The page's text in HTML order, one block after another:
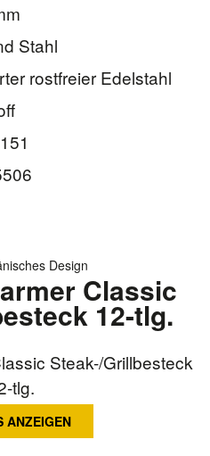
Stahl
rostfreier Edelstahl
Design
Classic
12-tlg.
ANZEIGEN